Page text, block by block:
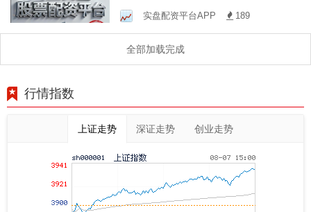
优质平台，助您投资无忧！
实盘配资平台APP 189
全部加载完成
行情指数
上证走势 深证走势 创业走势